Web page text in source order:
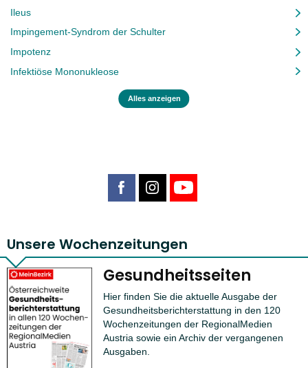
Ileus
Impingement-Syndrom der Schulter
Impotenz
Infektiöse Mononukleose
Alles anzeigen
Unsere Wochenzeitungen
Gesundheitsseiten
Hier finden Sie die aktuelle Ausgabe der
Gesundheitsberichterstattung in den 120
Wochenzeitungen der RegionalMedien
Austria sowie ein Archiv der vergangenen
Ausgaben.